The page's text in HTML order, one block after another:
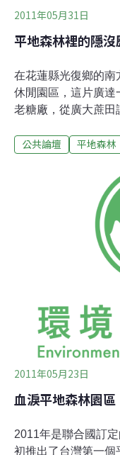
2011年05月31日
平地森林裡的隱
在花蓮縣光復鄉的南
休閒園區，這片廣達
老糖廠，從廣大蔗田
是空白的部分，就
的從此隱沒，不再
Karowa的聚會所，
地正義的開始。聚
傳統領域調查書冊
作、狩獵的空間，
流離的故事。於是
隱藏著這般的血淚
公共論壇 平地森林
2011年05月23日
血淚平地森林園區
2011年是聯合國訂
初推出了台灣第一個